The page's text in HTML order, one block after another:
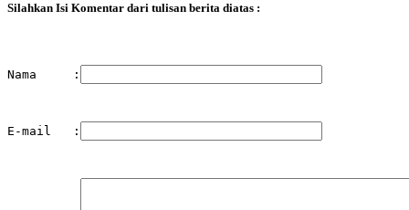
Silahkan Isi Komentar dari tulisan berita diatas :
Nama     :
E-mail   :